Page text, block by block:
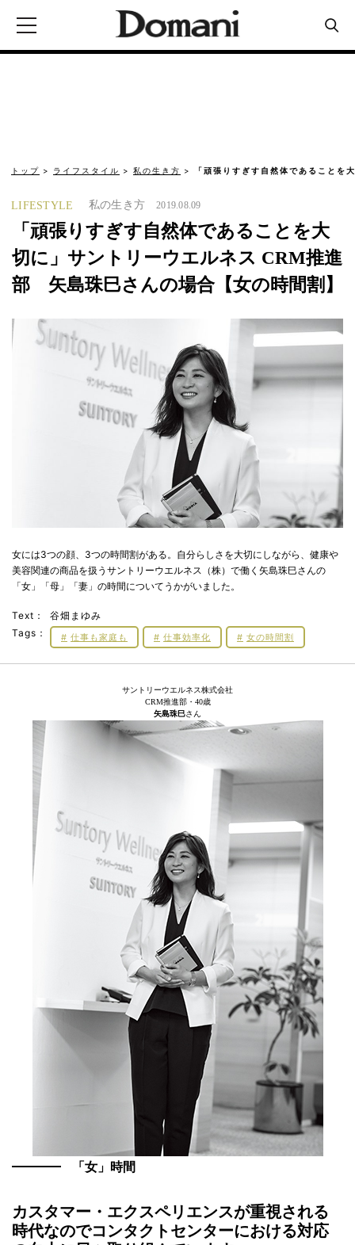
トップ ライフスタイル 私の生き方 「頑張りすぎす自然体であることを
LIFESTYLE 私の生き方 2019.08.09
「頑張りすぎす自然体であることを大
切に」サントリーウエルネス CRM推進
部 矢島珠巳さんの場合【女の時間割】
女には3つの顔、3つの時間割がある。自分らしさを大切にしながら、健康や
美容関連の商品を扱うサントリーウエルネス（株）で働く矢島珠巳さんの
「女」「母」「妻」の時間についてうかがいました。
Text：
谷畑まゆみ
Tags：
仕事も家庭も 仕事効率化 女の時間割
サントリーウエルネス株式会社
CRM推進部・40歳
矢島珠巳さん
「女」時間
カスタマー・エクスペリエンスが重視される
時代なのでコンタクトセンターにおける対応